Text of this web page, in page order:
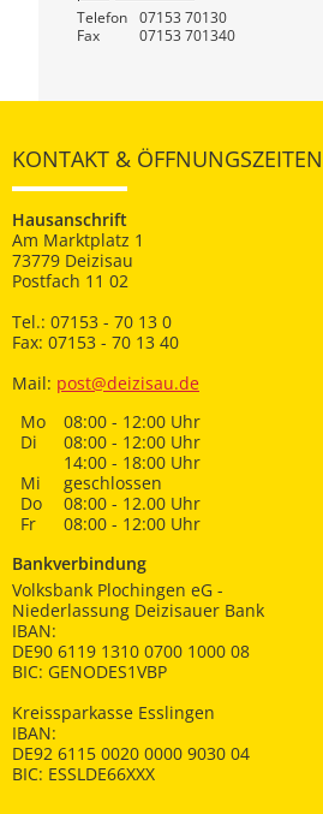
Telefon
07153 70130
Fax 07153 701340
KONTAKT & ÖFFNUNGSZEITEN
Hausanschrift
Am Marktplatz 1
73779 Deizisau
Postfach 11 02
Tel.: 07153 - 70 13 0
Fax: 07153 - 70 13 40
Mail: post@deizisau.de
Mo
08:00 - 12:00 Uhr
Di
08:00 - 12:00 Uhr
14:00 - 18:00 Uhr
Mi
geschlossen
Do
08:00 - 12.00 Uhr
Fr
08:00 - 12:00 Uhr
Bankverbindung
Volksbank Plochingen eG -
Niederlassung Deizisauer Bank
IBAN:
DE90 6119 1310 0700 1000 08
BIC: GENODES1VBP
Kreissparkasse Esslingen
IBAN:
DE92 6115 0020 0000 9030 04
BIC: ESSLDE66XXX